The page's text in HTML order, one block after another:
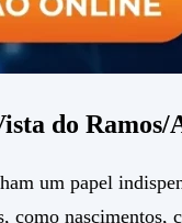
do Ramos/
um papel
como